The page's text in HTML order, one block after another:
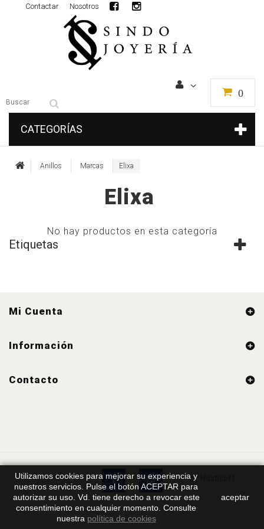
0
Nosotros
Contactar
CATEGORÍAS
Anillos Marcas Elixa
Elixa
No hay productos en esta categoría
Etiquetas
Mi Cuenta
Información
Contacto
Utilizamos cookies para mejorar su experiencia y
nuestros servicios. Pulse el botón ACEPTAR para
autorizar su uso. Vd. tiene derecho a revocar este
consentimiento en cualquier momento. Consulte
nuestra política de cookies
aceptar
by Hostisoft